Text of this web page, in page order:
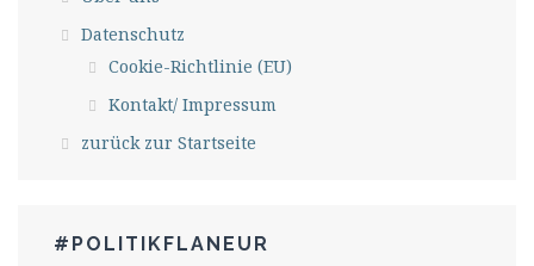
Datenschutz
Cookie-Richtlinie (EU)
Kontakt/ Impressum
zurück zur Startseite
#POLITIKFLANEUR